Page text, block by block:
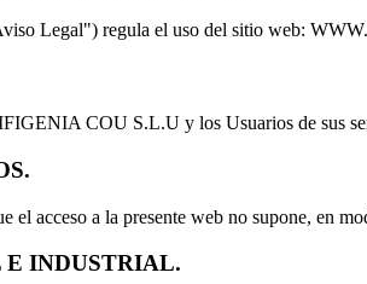
Legal") regula el uso del sitio web:
COU S.L.U y los Usuarios de sus
el acceso a la presente web no supone, en
INDUSTRIAL.